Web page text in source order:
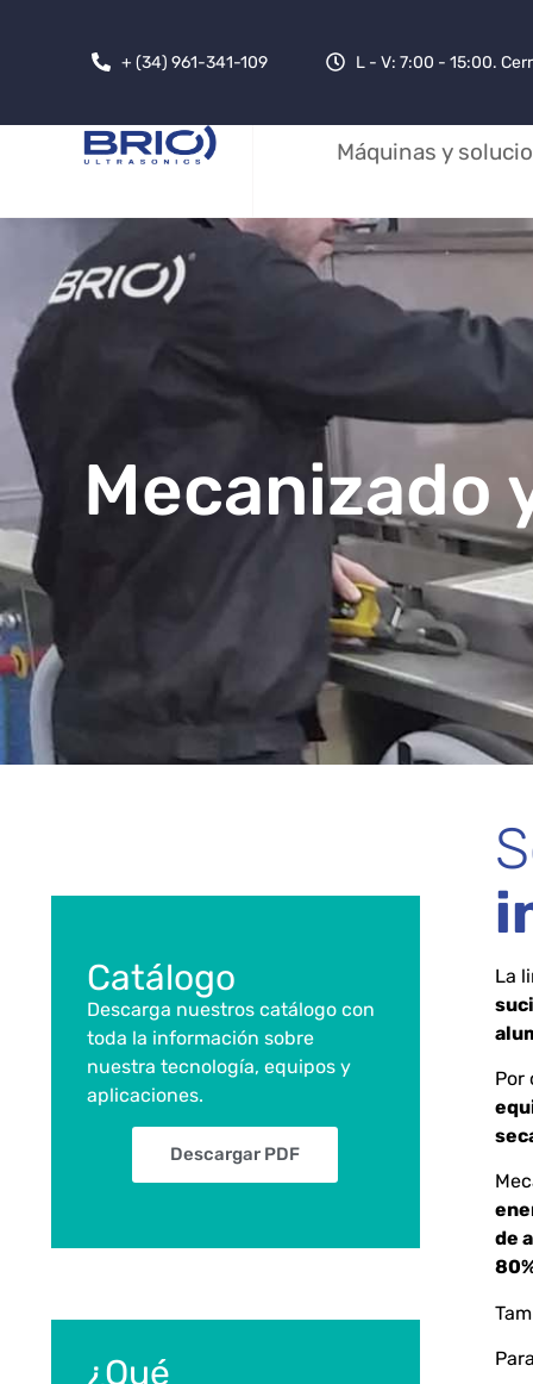
+ (34) 961-341-109 L - V: 7:00 - 15:00.
Máquinas y
Mecanizado
Catálogo
Descarga nuestros catálogo con
toda la información sobre
nuestra tecnología, equipos y
aplicaciones.
Descargar PDF
¿Qué
La
Por
de